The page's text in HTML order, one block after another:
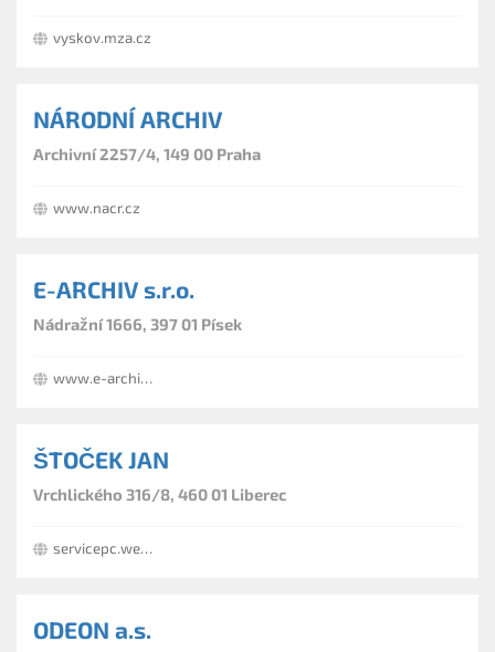
vyskov.mza.cz
NÁRODNÍ ARCHIV
Archivní 2257/4, 149 00 Praha
www.nacr.cz
E-ARCHIV s.r.o.
Nádražní 1666, 397 01 Písek
www.e-archiv.eu
ŠTOČEK JAN
Vrchlického 316/8, 460 01 Liberec
servicepc.webmium.com
ODEON a.s.